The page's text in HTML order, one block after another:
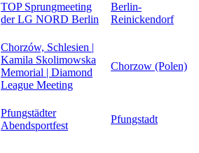
TOP Sprungmeeting
der LG NORD Berlin
Berlin-
Reinickendorf
Chorzów, Schlesien |
Kamila Skolimowska
Memorial | Diamond
League Meeting
Chorzow (Polen)
Pfungstädter
Abendsportfest
Pfungstadt